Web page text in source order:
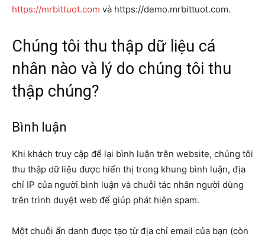
https://mrbittuot.com và https://demo.mrbittuot.com.
Chúng tôi thu thập dữ liệu cá
nhân nào và lý do chúng tôi thu
thập chúng?
Bình luận
Khi khách truy cập để lại bình luận trên website, chúng tôi
thu thập dữ liệu được hiển thị trong khung bình luận, địa
chỉ IP của người bình luận và chuỗi tác nhân người dùng
trên trình duyệt web để giúp phát hiện spam.
Một chuỗi ẩn danh được tạo từ địa chỉ email của bạn (còn